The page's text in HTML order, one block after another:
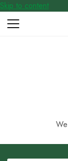
Skip to content